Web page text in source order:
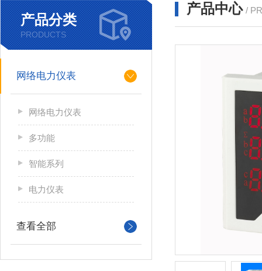
产品分类
PRODUCTS
网络电力仪表
网络电力仪表
多功能
智能系列
电力仪表
查看全部
产品中心 /